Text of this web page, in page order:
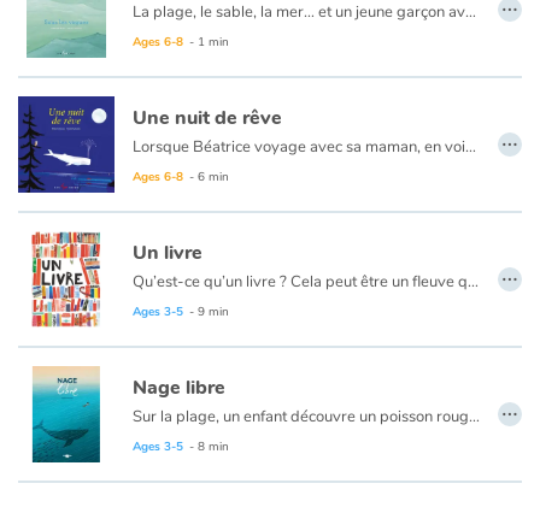
La plage, le sable, la mer… et un jeune garçon avec sa bouée, qui flotte au gré des vagues.
Ages 6-8 - 1 min
Une nuit de rêve
Lorsque Béatrice voyage avec sa maman, en voiture, la nuit, cette dernière insiste toujours pour qu’elle dorme le plus rapidement possible. De cette manière, elle sera en forme à l’arrivée et le temps passera beaucoup plus vite. C’est ce qu’elle dit toujours. C’est pourquoi, lorsque maman réveille Béatrice à peine endormie, celle-ci est plus que surprise. Est-ce qu’elle rêve ou sa mère essaie vraiment de la réveiller ? La fillette ouvre les yeux et assiste alors à un spectacle qu’elle n’a jamais vu et surtout, qui la ravit. Ce qu’elle ne sait pas, c’est qu’elle n’est pas au bout de ses surprises ; la nuit sera riche en découvertes.
Ages 6-8 - 6 min
…
Un livre
Qu’est-ce qu’un livre ? Cela peut être un fleuve qui t’emporte toujours vers un lieu différent ; ou un rugissement que tu n’avais jamais entendu. C’est parfois un refuge pour fuir les moments difficiles. Ou encore une réponse à des questions que tu ne t’étais jamais posées.
Ages 3-5 - 9 min
…
Nage libre
Sur la plage, un enfant découvre un poisson rouge qui semble l’inviter à le rejoindre dans l’eau. L’enfant accepte l’invitation avec plaisir mais le poisson a disparu. Il s’ensuit un cache-cache ludique et poétique du bord de mer jusqu’aux rivages de l’imaginaire. On y croisera un couple de baleines, des poissons multicolores, une ile perdue, une forêt tropicale et… une salle de bain.
Ages 3-5 - 8 min
…